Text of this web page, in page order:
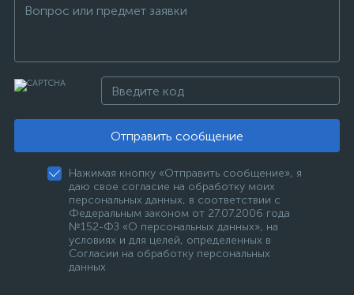
Отправить сообщение
Нажимая кнопку «Отправить сообщение», я
даю свое согласие на обработку моих
персональных данных, в соответствии с
Федеральным законом от 27.07.2006 года
№152-ФЗ «О персональных данных», на
условиях и для целей, определенных в
Согласии на обработку персональных
данных